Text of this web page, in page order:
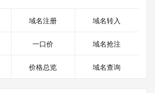
域名注册 域名转入
一口价 域名抢注
价格总览 域名查询